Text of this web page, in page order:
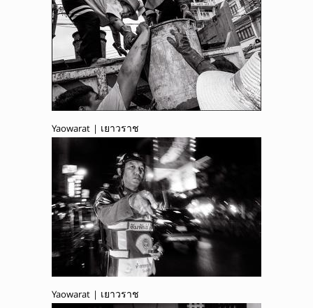
Yaowarat | เยาวราช
Yaowarat | เยาวราช